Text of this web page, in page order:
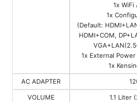
1x WiFi
1x
(Default:
HDMI+COM,
1x External
1x
AC ADAPTER
VOLUME 1.1 Liter